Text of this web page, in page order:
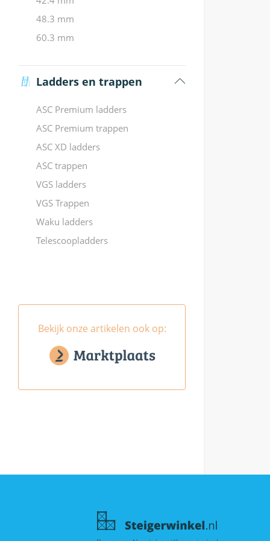
48.3 mm
60.3 mm
Ladders en trappen
ASC Premium ladders
ASC Premium trappen
ASC XD ladders
ASC trappen
VGS ladders
VGS Trappen
Waku ladders
Telescoopladders
Bekijk onze artikelen ook op: